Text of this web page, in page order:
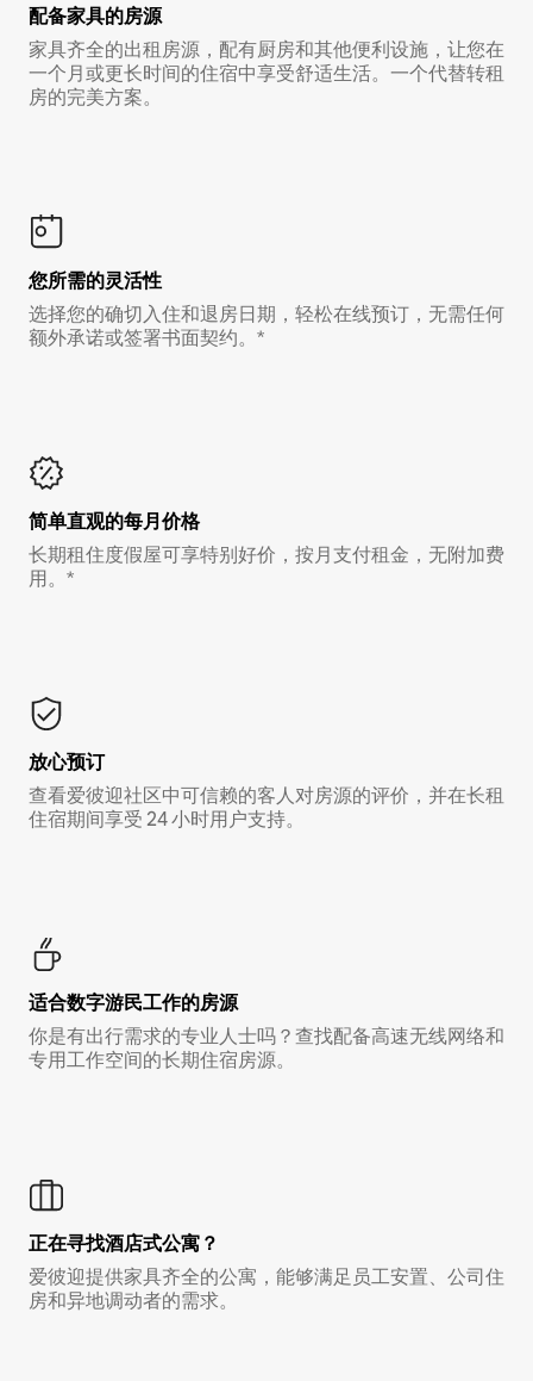
配备家具的房源
家具齐全的出租房源，配有厨房和其他便利设施，让您在
一个月或更长时间的住宿中享受舒适生活。一个代替转租
房的完美方案。
您所需的灵活性
选择您的确切入住和退房日期，轻松在线预订，无需任何
额外承诺或签署书面契约。*
简单直观的每月价格
长期租住度假屋可享特别好价，按月支付租金，无附加费
用。*
放心预订
查看爱彼迎社区中可信赖的客人对房源的评价，并在长租
住宿期间享受 24 小时用户支持。
适合数字游民工作的房源
你是有出行需求的专业人士吗？查找配备高速无线网络和
专用工作空间的长期住宿房源。
正在寻找酒店式公寓？
爱彼迎提供家具齐全的公寓，能够满足员工安置、公司住
房和异地调动者的需求。